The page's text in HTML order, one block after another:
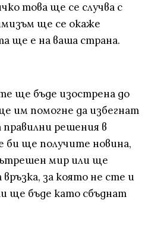
това ще се случва с
ще се окаже
ще е на ваша страна.
ще бъде изострена до
им помогне да избегнат
решения в
ще получите новина,
мир или ще
за която не сте и
ще бъде като сбъднат